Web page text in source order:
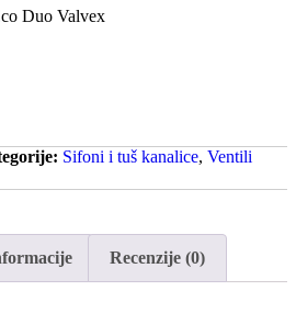
Duo Valvex
Sifoni i tuš kanalice, Ventili
Recenzije (0)